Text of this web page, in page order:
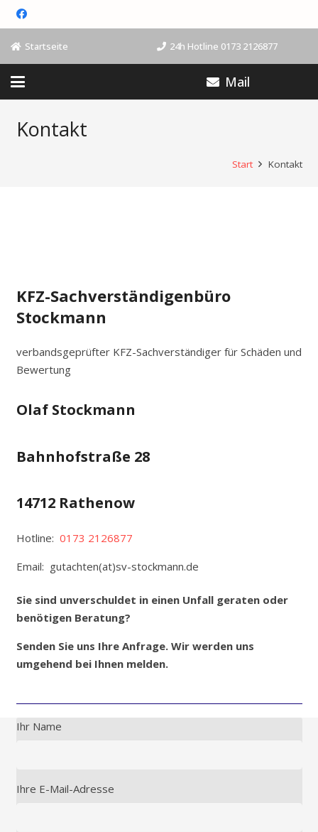
Startseite 24h Hotline 0173 2126877
Mail
Kontakt
Start Kontakt
KFZ-Sachverständigenbüro
Stockmann
verbandsgeprüfter KFZ-Sachverständiger für Schäden und
Bewertung
Olaf Stockmann
Bahnhofstraße 28
14712 Rathenow
Hotline: 0173 2126877
Email: gutachten(at)sv-stockmann.de
Sie sind unverschuldet in einen Unfall geraten oder
benötigen Beratung?
Senden Sie uns Ihre Anfrage. Wir werden uns
umgehend bei Ihnen melden.
Ihr Name
Ihre E-Mail-Adresse